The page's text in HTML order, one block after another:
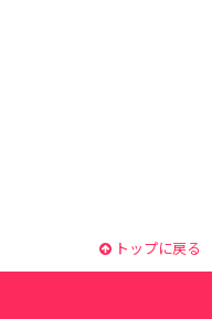
トップに戻る